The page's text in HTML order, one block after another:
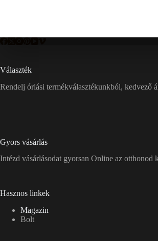
Választék
Rendelj óriási termékválasztékunkból, kedvező
Gyors vásárlás
Intézd vásárlásodat gyorsan Online az otthonod
Hasznos linkek
Magazin
Bolt